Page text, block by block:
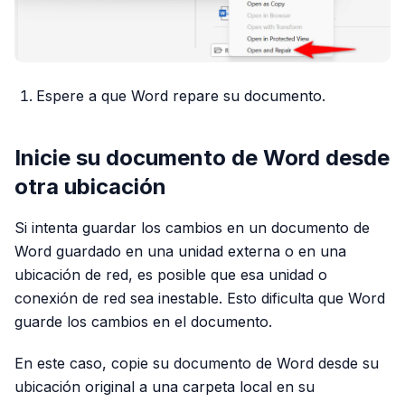
Espere a que Word repare su documento.
Inicie su documento de Word desde
otra ubicación
Si intenta guardar los cambios en un documento de
Word guardado en una unidad externa o en una
ubicación de red, es posible que esa unidad o
conexión de red sea inestable. Esto dificulta que Word
guarde los cambios en el documento.
En este caso, copie su documento de Word desde su
ubicación original a una carpeta local en su